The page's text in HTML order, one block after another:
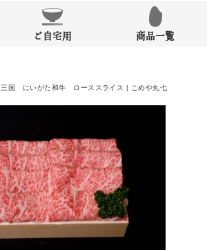
ご自宅用 商品一覧
三国 にいがた和牛 ローススライス | こめや丸七